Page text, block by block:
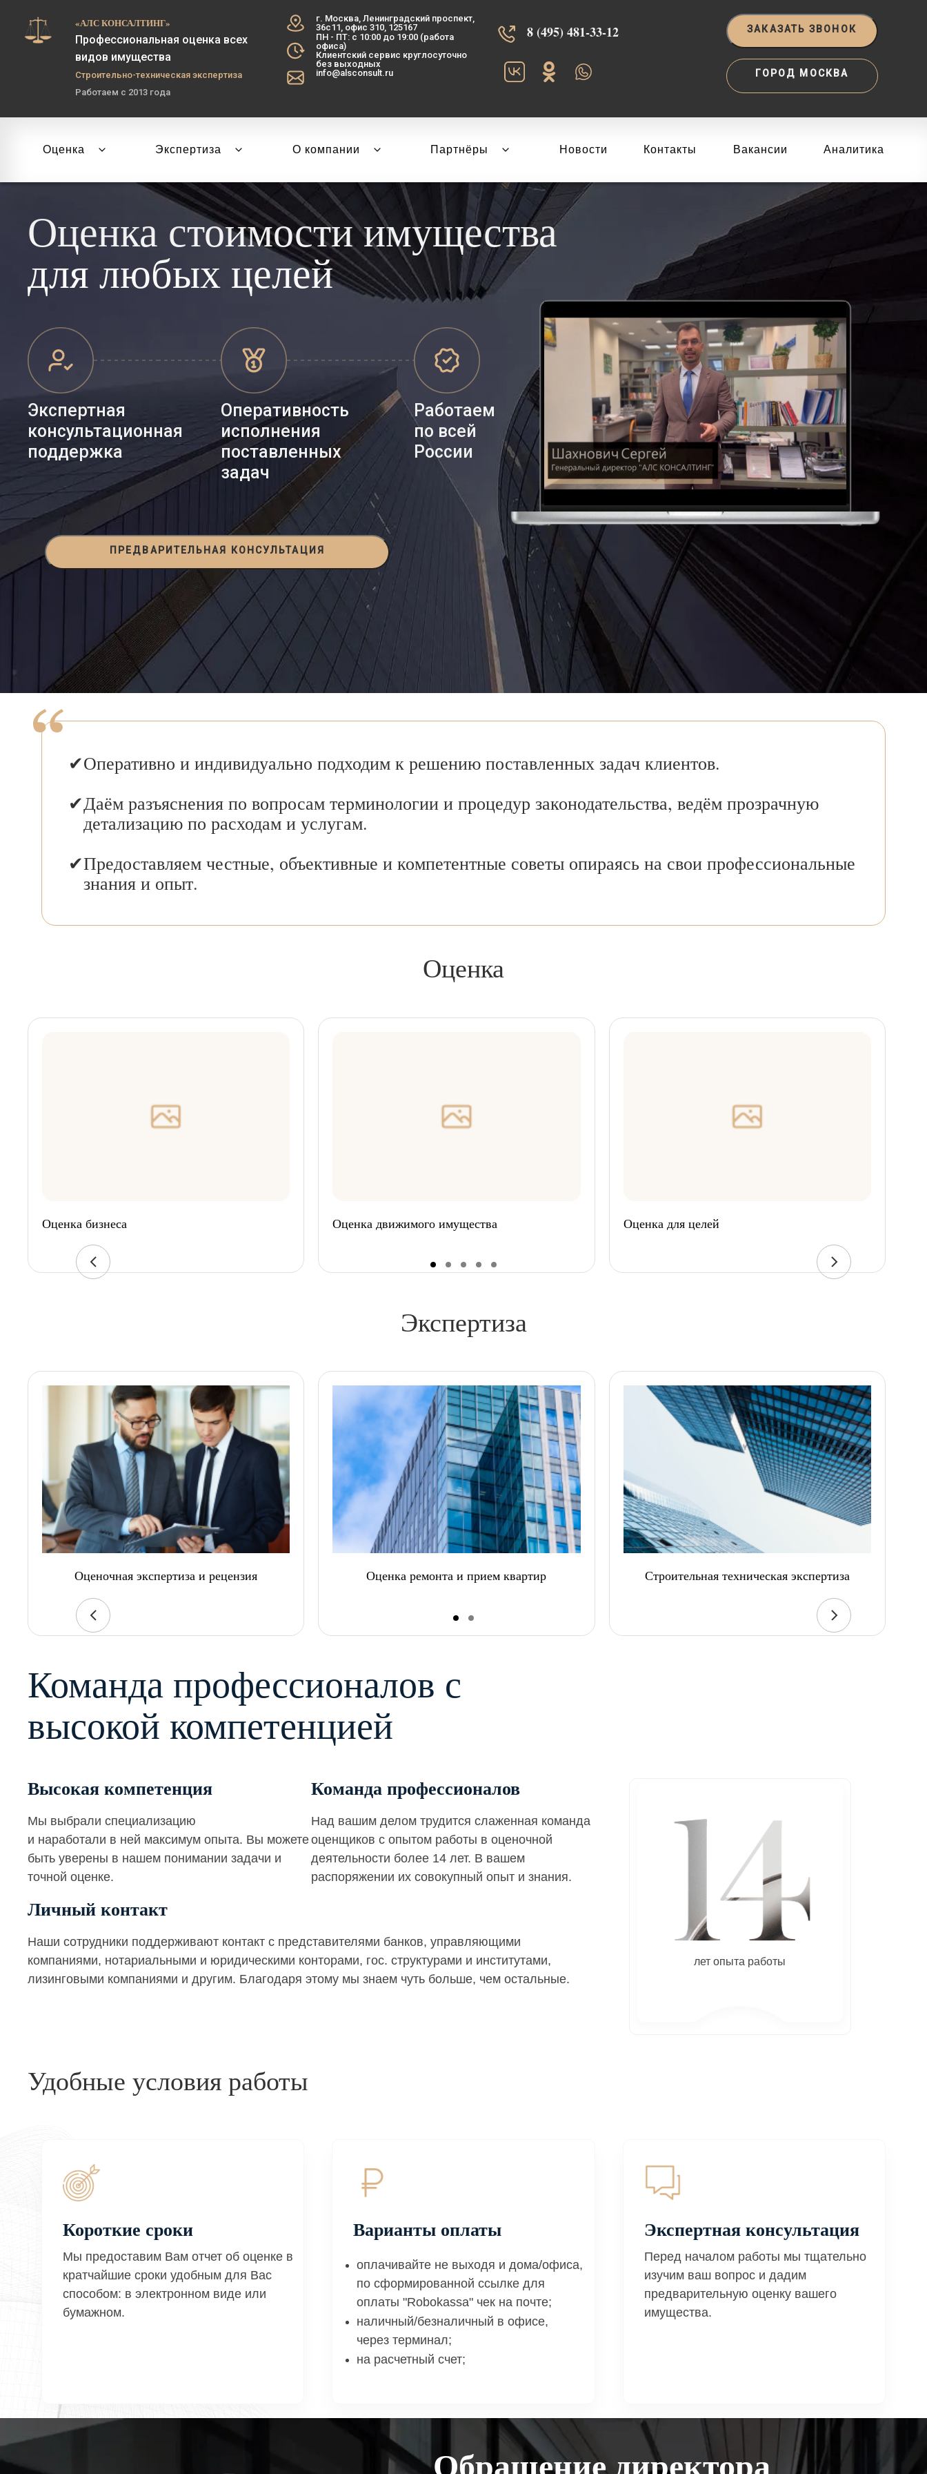
«АЛС КОНСАЛТИНГ»
Профессиональная оценка всех
видов имущества
Строительно-техническая экспертиза
Работаем с 2013 года
г. Москва, Ленинградский проспект,
36с11, офис 310, 125167
ПН - ПТ: с 10:00 до 19:00 (работа
офиса)
Клиентский сервис круглосуточно
без выходных
info@alsconsult.ru
8 (495) 481-33-12‬‬ ЗАКАЗАТЬ ЗВОНОК
ГОРОД МОСКВА
Оценка Экспертиза О компании Партнёры Новости Контакты Вакансии Аналитика
Оценка стоимости имущества
для любых целей
Экспертная
консультационная
поддержка
Оперативность
исполнения
поставленных
задач
Работаем
по всей
России
ПРЕДВАРИТЕЛЬНАЯ КОНСУЛЬТАЦИЯ
Оперативно и индивидуально подходим к решению поставленных задач клиентов.
Даём разъяснения по вопросам терминологии и процедур законодательства, ведём прозрачную
детализацию по расходам и услугам.
Предоставляем честные, объективные и компетентные советы опираясь на свои профессиональные
знания и опыт.
Оценка
Оценка бизнеса Оценка движимого имущества Оценка для целей
Экспертиза
Оценочная экспертиза и рецензия Оценка ремонта и прием квартир Строительная техническая экспертиза
Команда профессионалов с
высокой компетенцией
Высокая компетенция
Мы выбрали специализацию
и наработали в ней максимум опыта. Вы можете
быть уверены в нашем понимании задачи и
точной оценке.
Команда профессионалов
Над вашим делом трудится слаженная команда
оценщиков с опытом работы в оценочной
деятельности более 14 лет. В вашем
распоряжении их совокупный опыт и знания.
Личный контакт
Наши сотрудники поддерживают контакт с представителями банков, управляющими
компаниями, нотариальными и юридическими конторами, гос. структурами и институтами,
лизинговыми компаниями и другим. Благодаря этому мы знаем чуть больше, чем остальные.
лет опыта работы
Удобные условия работы
Короткие сроки
Мы предоставим Вам отчет об оценке в
кратчайшие сроки удобным для Вас
способом: в электронном виде или
бумажном.
Варианты оплаты
оплачивайте не выходя и дома/офиса,
по сформированной ссылке для
оплаты "Robokassa" чек на почте;
наличный/безналичный в офисе,
через терминал;
на расчетный счет;
Экспертная консультация
Перед началом работы мы тщательно
изучим ваш вопрос и дадим
предварительную оценку вашего
имущества.
Обращение директора